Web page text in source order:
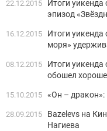
22.12.2015
Итоги уикенда
эпизод
16.12.2015
Итоги уикенда
моря»
08.12.2015
Итоги уикенда
обошел
15.10.2015 «Он – дракон»:
28.09.2015
Bazelevs на
Нагиева